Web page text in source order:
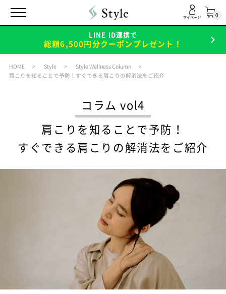
0
マイページ
LINE ID連携で
総額6,500円分クーポンプレゼント！
HOME Style
Style Wellness Column
肩こりを知ることで予防！すぐできる肩こりの解消法をご紹介
コラム vol4
肩こりを知ることで予防！
すぐできる肩こりの解消法をご紹介